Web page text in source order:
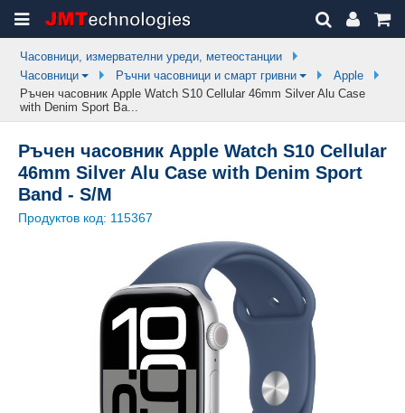
Часовници, измервателни уреди, метеостанции
Часовници
Ръчни часовници и смарт гривни
Apple
Ръчен часовник Apple Watch S10 Cellular 46mm Silver Alu Case
with Denim Sport Ba...
Ръчен часовник Apple Watch S10 Cellular
46mm Silver Alu Case with Denim Sport
Band - S/M
Продуктов код: 115367